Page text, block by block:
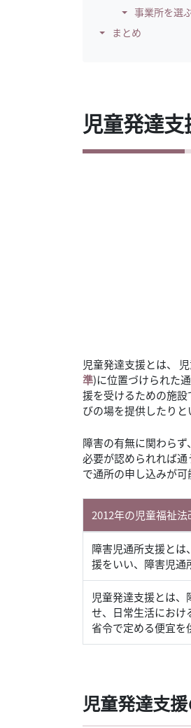
事業所を選
まとめ
児童発達
児童発達支援とは、
準)に位置づけられた
援を受けるための施
びの場を提供したり
障害の有無に関わら
必要が認められれば
で通所の申し込みが
2012年の児童福祉法
障害児通所支援と
援をいい、障害児通
児童発達支援とは
せ、日常生活におけ
省令で定める便宜を
児童発達支